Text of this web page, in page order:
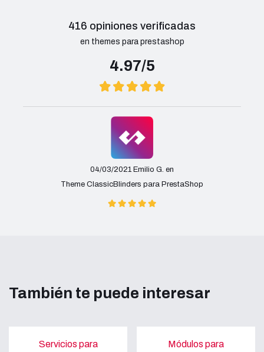
416 opiniones verificadas
en themes para prestashop
4.97/5
04/03/2021 Emilio G. en
Theme ClassicBlinders para PrestaShop
También te puede interesar
Servicios para
Módulos para